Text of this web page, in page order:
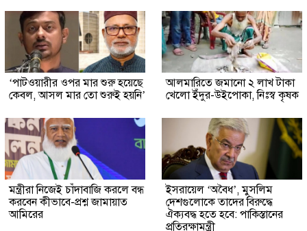
‘পাটওয়ারীর ওপর মার শুরু হয়েছে
কেবল, আসল মার তো শুরুই হয়নি’
আলমারিতে জমানো ২ লাখ টাকা
খেলো ইঁদুর-উইপোকা, নিঃস্ব কৃষক
মন্ত্রীরা নিজেই চাঁদাবাজি করলে বন্ধ
করবেন কীভাবে-প্রশ্ন জামায়াত
আমিরের
ইসরায়েল ‘অবৈধ’, মুসলিম
দেশগুলোকে তাদের বিরুদ্ধে
ঐক্যবদ্ধ হতে হবে: পাকিস্তানের
প্রতিরক্ষামন্ত্রী